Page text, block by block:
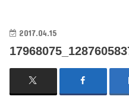
2017.04.15